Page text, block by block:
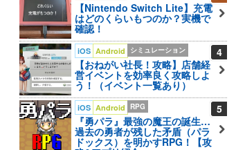
【Nintendo Switch Lite】充電
はどのくらいもつのか？実機で
確認！
4
iOS Android シミュレーション
【おねがい社長！攻略】店舗経
営イベントを効率良く攻略しよ
う！（イベント一覧あり）
5
iOS Android RPG
『勇パラ』最強の魔王の誕生…
過去の勇者が残した矛盾（パラ
ドックス）を明かすRPG！【攻